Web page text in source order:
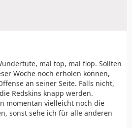
mal top, mal flop. Sollten
Woche noch erholen können,
an seiner Seite. Falls nicht,
Redskins knapp werden.
momentan vielleicht noch die
sonst sehe ich für alle anderen